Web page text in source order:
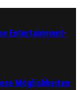
Entertainment-
Möglichkeiten